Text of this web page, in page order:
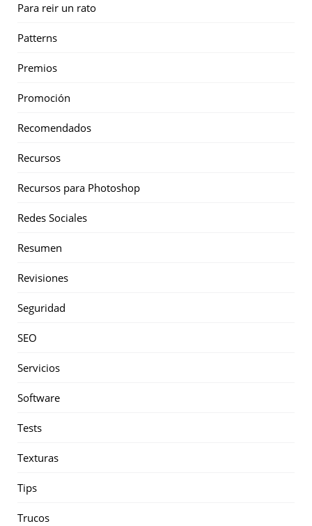
Para reir un rato
Patterns
Premios
Promoción
Recomendados
Recursos
Recursos para Photoshop
Redes Sociales
Resumen
Revisiones
Seguridad
SEO
Servicios
Software
Tests
Texturas
Tips
Trucos